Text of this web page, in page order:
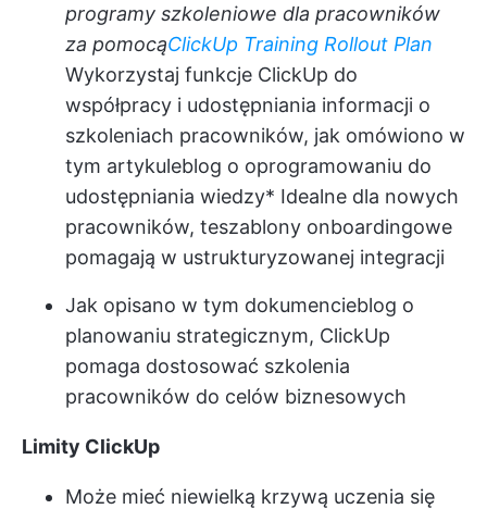
programy szkoleniowe dla pracowników
za pomocąClickUp Training Rollout Plan
Wykorzystaj funkcje ClickUp do
współpracy i udostępniania informacji o
szkoleniach pracowników, jak omówiono w
tym artykuleblog o oprogramowaniu do
udostępniania wiedzy* Idealne dla nowych
pracowników, teszablony onboardingowe
pomagają w ustrukturyzowanej integracji
Jak opisano w tym dokumencieblog o
planowaniu strategicznym, ClickUp
pomaga dostosować szkolenia
pracowników do celów biznesowych
Limity ClickUp
Może mieć niewielką krzywą uczenia się